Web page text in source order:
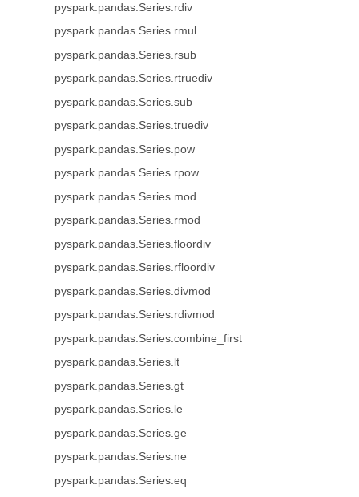
pyspark.pandas.Series.rdiv
pyspark.pandas.Series.rmul
pyspark.pandas.Series.rsub
pyspark.pandas.Series.rtruediv
pyspark.pandas.Series.sub
pyspark.pandas.Series.truediv
pyspark.pandas.Series.pow
pyspark.pandas.Series.rpow
pyspark.pandas.Series.mod
pyspark.pandas.Series.rmod
pyspark.pandas.Series.floordiv
pyspark.pandas.Series.rfloordiv
pyspark.pandas.Series.divmod
pyspark.pandas.Series.rdivmod
pyspark.pandas.Series.combine_first
pyspark.pandas.Series.lt
pyspark.pandas.Series.gt
pyspark.pandas.Series.le
pyspark.pandas.Series.ge
pyspark.pandas.Series.ne
pyspark.pandas.Series.eq